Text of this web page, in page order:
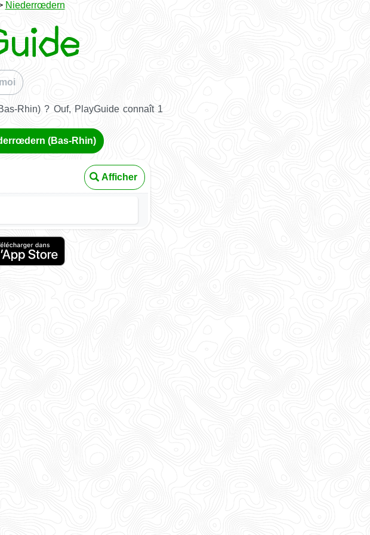
Niederrœdern
Rhin) ? Ouf, PlayGuide connaît 1
(Bas-Rhin)
Afficher